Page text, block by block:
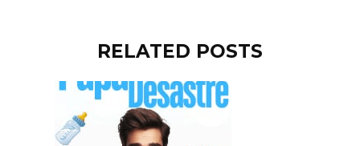
RELATED POSTS